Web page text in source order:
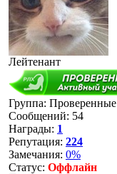
Лейтенант
Группа: Проверенные
Сообщений: 54
Награды: 1
Репутация: 224
Замечания: 0%
Статус: Оффлайн